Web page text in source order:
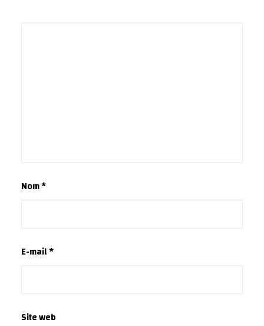
Nom*
E-mail*
Site web